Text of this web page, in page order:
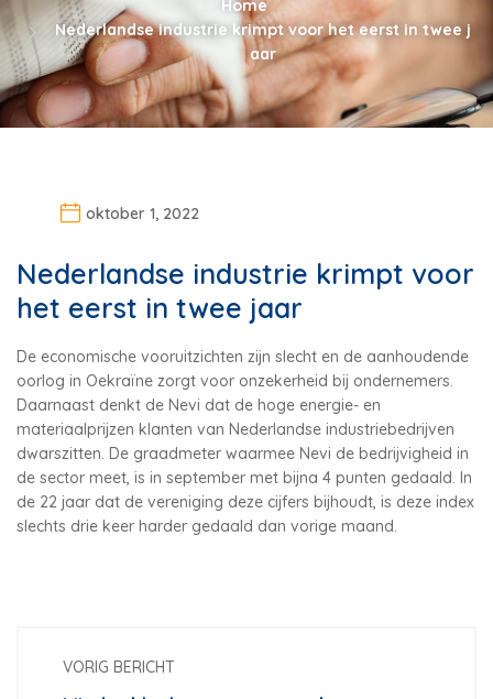
Home
Nederlandse industrie krimpt voor het eerst in twee j
aar
oktober 1, 2022
Nederlandse industrie krimpt voor
het eerst in twee jaar
De economische vooruitzichten zijn slecht en de aanhoudende
oorlog in Oekraïne zorgt voor onzekerheid bij ondernemers.
Daarnaast denkt de Nevi dat de hoge energie- en
materiaalprijzen klanten van Nederlandse industriebedrijven
dwarszitten. De graadmeter waarmee Nevi de bedrijvigheid in
de sector meet, is in september met bijna 4 punten gedaald. In
de 22 jaar dat de vereniging deze cijfers bijhoudt, is deze index
slechts drie keer harder gedaald dan vorige maand.
VORIG BERICHT